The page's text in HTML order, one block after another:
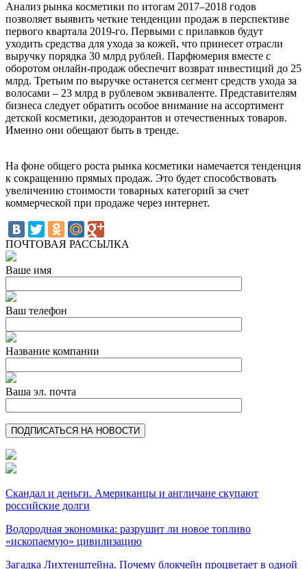
Анализ рынка косметики по итогам 2017–2018 годов
позволяет выявить четкие тенденции продаж в перспективе
первого квартала 2019-го. Первыми с прилавков будут
уходить средства для ухода за кожей, что принесет отрасли
выручку порядка 30 млрд рублей. Парфюмерия вместе с
оборотом онлайн-продаж обеспечит возврат инвестиций до 25
млрд. Третьим по выручке останется сегмент средств ухода за
волосами – 23 млрд в рублевом эквиваленте. Представителям
бизнеса следует обратить особое внимание на ассортимент
детской косметики, дезодорантов и отечественных товаров.
Именно они обещают быть в тренде.
На фоне общего роста рынка косметики намечается тенденция
к сокращению прямых продаж. Это будет способствовать
увеличению стоимости товарных категорий за счет
коммерческой при продаже через интернет.
ПОЧТОВАЯ РАССЫЛКА
Ваше имя
Ваш телефон
Название компании
Ваша эл. почта
Скандал и деньги. Американцы и англичане скупают
российские долги
Водородная экономика: разрушит ли новое топливо
«ископаемую» цивилизацию
Загадка Лихтенштейна. Почему блокчейн процветает в одной